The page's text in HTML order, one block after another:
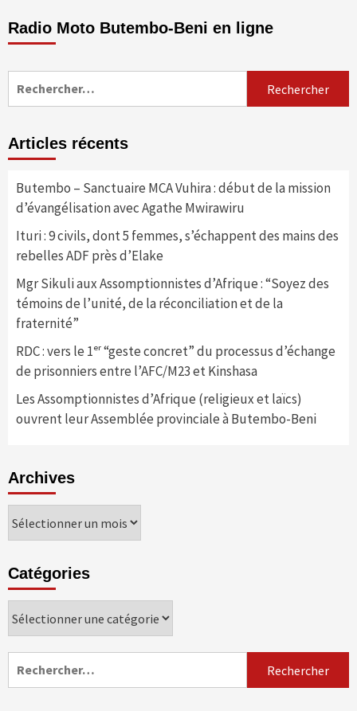
Radio Moto Butembo-Beni en ligne
Articles récents
Butembo – Sanctuaire MCA Vuhira : début de la mission
d’évangélisation avec Agathe Mwirawiru
Ituri : 9 civils, dont 5 femmes, s’échappent des mains des
rebelles ADF près d’Elake
Mgr Sikuli aux Assomptionnistes d’Afrique : “Soyez des
témoins de l’unité, de la réconciliation et de la
fraternité”
RDC : vers le 1ᵉʳ “geste concret” du processus d’échange
de prisonniers entre l’AFC/M23 et Kinshasa
Les Assomptionnistes d’Afrique (religieux et laïcs)
ouvrent leur Assemblée provinciale à Butembo-Beni
Archives
Archives
Catégories
Catégories